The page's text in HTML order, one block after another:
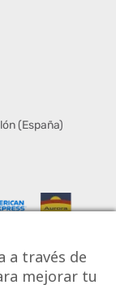
(España)
a través de
mejorar tu